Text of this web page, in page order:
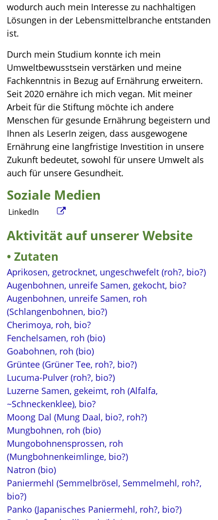
wodurch auch mein Interesse zu nachhaltigen
Lösungen in der Lebensmittelbranche entstanden
ist.
Durch mein Studium konnte ich mein
Umweltbewusstsein verstärken und meine
Fachkenntnis in Bezug auf Ernährung erweitern.
Seit 2020 ernähre ich mich vegan. Mit meiner
Arbeit für die Stiftung möchte ich andere
Menschen für gesunde Ernährung begeistern und
Ihnen als LeserIn zeigen, dass ausgewogene
Ernährung eine langfristige Investition in unsere
Zukunft bedeutet, sowohl für unsere Umwelt als
auch für unsere Gesundheit.
Soziale Medien
LinkedIn
Aktivität auf unserer Website
Zutaten
Aprikosen, getrocknet, ungeschwefelt (roh?, bio?)
Augenbohnen, unreife Samen, gekocht, bio?
Augenbohnen, unreife Samen, roh
(Schlangenbohnen, bio?)
Cherimoya, roh, bio?
Fenchelsamen, roh (bio)
Goabohnen, roh (bio)
Grüntee (Grüner Tee, roh?, bio?)
Lucuma-Pulver (roh?, bio?)
Luzerne Samen, gekeimt, roh (Alfalfa,
~Schneckenklee), bio?
Moong Dal (Mung Daal, bio?, roh?)
Mungbohnen, roh (bio)
Mungobohnensprossen, roh
(Mungbohnenkeimlinge, bio?)
Natron (bio)
Paniermehl (Semmelbrösel, Semmelmehl, roh?,
bio?)
Panko (Japanisches Paniermehl, roh?, bio?)